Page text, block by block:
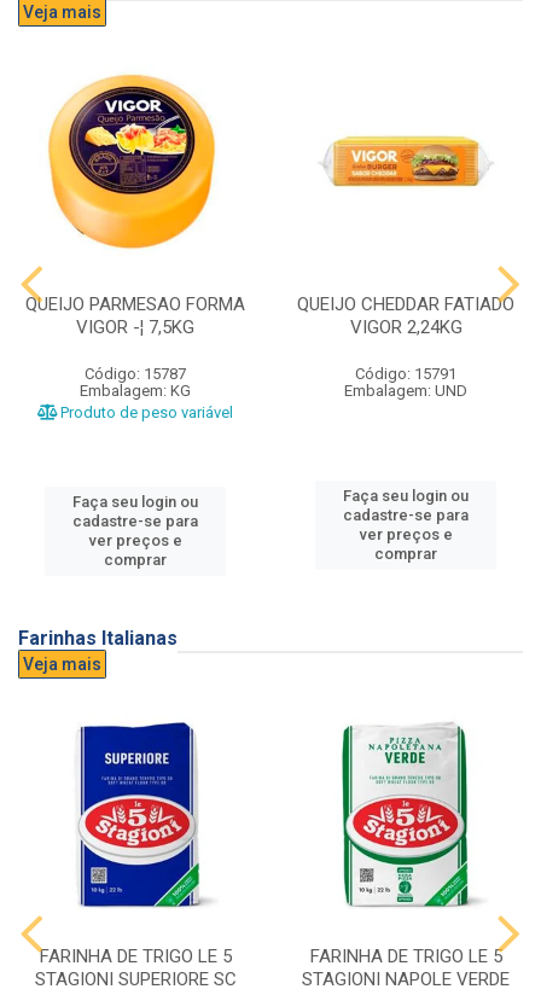
Veja mais
QUEIJO PARMESAO FORMA
VIGOR -¦ 7,5KG
Código: 15787
Embalagem: KG
Produto de peso variável
Faça seu login ou
cadastre-se para
ver preços e
comprar
QUEIJO CHEDDAR FATIADO
VIGOR 2,24KG
Código: 15791
Embalagem: UND
Faça seu login ou
cadastre-se para
ver preços e
comprar
Farinhas Italianas
Veja mais
FARINHA DE TRIGO LE 5
STAGIONI SUPERIORE SC
FARINHA DE TRIGO LE 5
STAGIONI NAPOLE VERDE